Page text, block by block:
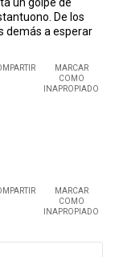
De los
demás a esperar
MARCAR
COMO
INAPROPIADO
MARCAR
COMO
INAPROPIADO